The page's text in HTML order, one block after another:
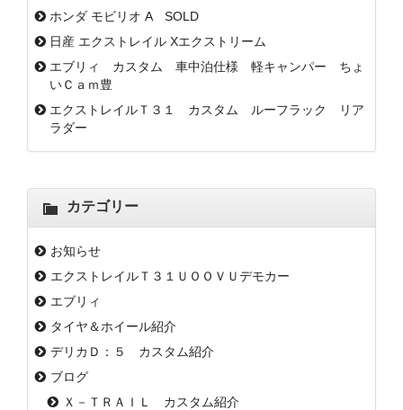
ホンダ モビリオ A SOLD
日産 エクストレイル Xエクストリーム
エブリィ カスタム 車中泊仕様 軽キャンパー ちょ
いＣａｍ豊
エクストレイルＴ３１ カスタム ルーフラック リア
ラダー
カテゴリー
お知らせ
エクストレイルＴ３１ＵＯＯＶＵデモカー
エブリィ
タイヤ＆ホイール紹介
デリカＤ：５ カスタム紹介
ブログ
Ｘ－ＴＲＡＩＬ カスタム紹介